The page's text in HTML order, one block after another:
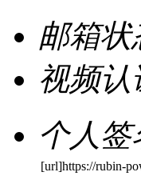
邮箱状
视频认
个人签
[url]https://rubin-